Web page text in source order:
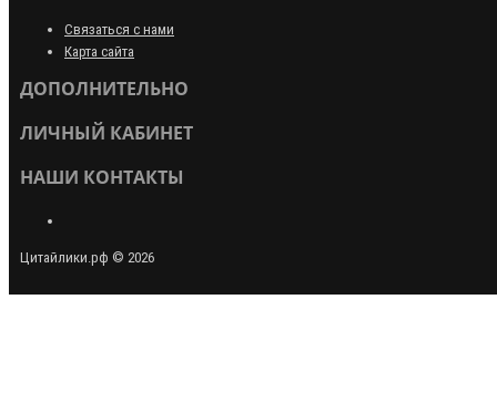
Связаться с нами
Карта сайта
ДОПОЛНИТЕЛЬНО
ЛИЧНЫЙ КАБИНЕТ
НАШИ КОНТАКТЫ
Цитайлики.рф © 2026